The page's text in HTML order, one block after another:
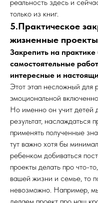
реальность здесь и
только из книг.
5.Практическое
жизненные проекты
Закрепить на практике
самостоятельные
интересные и
Этот этап несложный для
эмоциональной
Но именно он учит детей
результат, наслаждаться
применять полученные
тут важно хотя бы
ребенком добиваться
проекты делать про что-
вашей жизни и семье, то
невозможно. Например,